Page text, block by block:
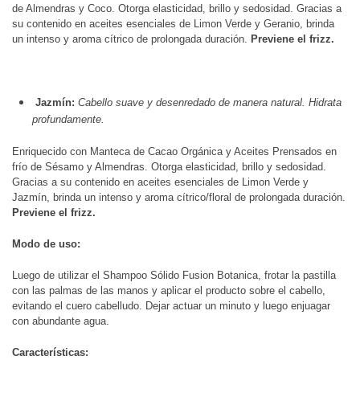
de Almendras y Coco. Otorga elasticidad, brillo y sedosidad. Gracias a
su contenido en aceites esenciales de Limon Verde y Geranio, brinda
un intenso y aroma cítrico de prolongada duración. Previene el frizz.
Jazmín: Cabello suave y desenredado de manera natural. Hidrata
profundamente.
Enriquecido con Manteca de Cacao Orgánica y Aceites Prensados en
frío de Sésamo y Almendras. Otorga elasticidad, brillo y sedosidad.
Gracias a su contenido en aceites esenciales de Limon Verde y
Jazmín, brinda un intenso y aroma cítrico/floral de prolongada duración.
Previene el frizz.
Modo de uso:
Luego de utilizar el Shampoo Sólido Fusion Botanica, frotar la pastilla
con las palmas de las manos y aplicar el producto sobre el cabello,
evitando el cuero cabelludo. Dejar actuar un minuto y luego enjuagar
con abundante agua.
Características: